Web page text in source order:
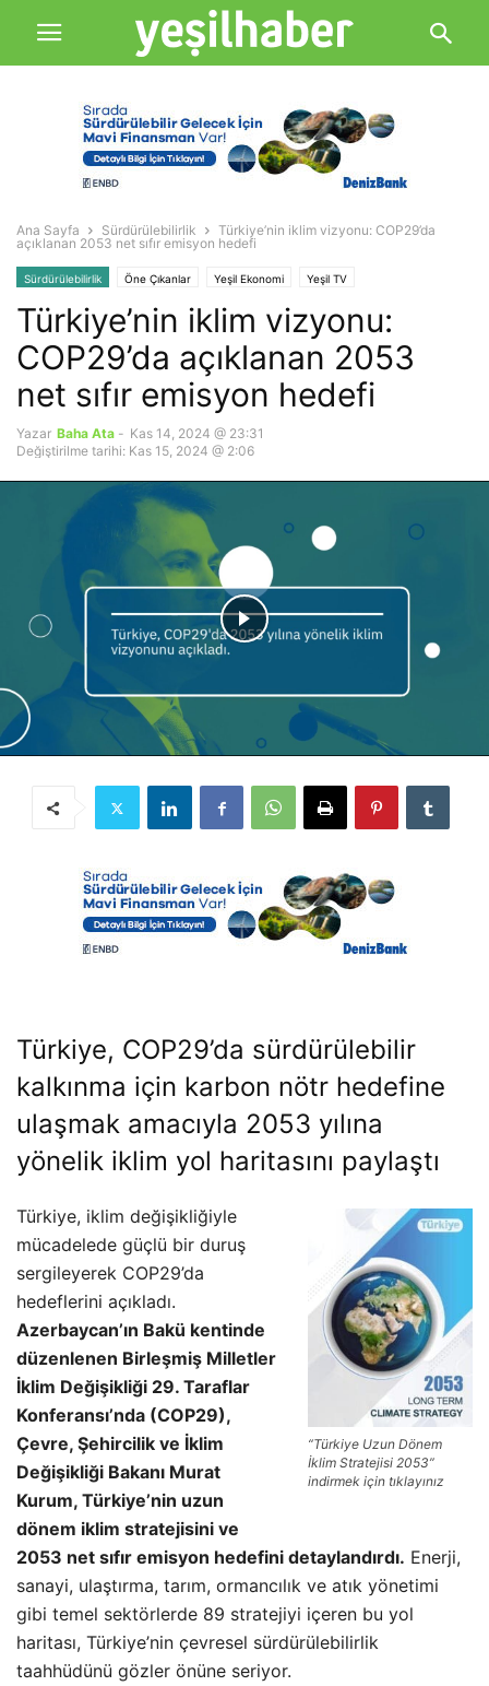
Ana Sayfa Sürdürülebilirlik
Türkiye’nin iklim vizyonu: COP29’da
açıklanan 2053 net sıfır emisyon hedefi
Sürdürülebilirlik Öne Çıkanlar Yeşil Ekonomi Yeşil TV
Türkiye’nin iklim vizyonu:
COP29’da açıklanan 2053
net sıfır emisyon hedefi
Yazar Baha Ata - Kas 14, 2024 @ 23:31
Değiştirilme tarihi: Kas 15, 2024 @ 2:06
Türkiye, COP29’da sürdürülebilir
kalkınma için karbon nötr hedefine
ulaşmak amacıyla 2053 yılına
yönelik iklim yol haritasını paylaştı
“Türkiye Uzun Dönem
İklim Stratejisi 2053”
indirmek için tıklayınız
Türkiye, iklim değişikliğiyle
mücadelede güçlü bir duruş
sergileyerek COP29’da
hedeflerini açıkladı.
Azerbaycan’ın Bakü kentinde
düzenlenen Birleşmiş Milletler
İklim Değişikliği 29. Taraflar
Konferansı’nda (COP29),
Çevre, Şehircilik ve İklim
Değişikliği Bakanı Murat
Kurum, Türkiye’nin uzun
dönem iklim stratejisini ve
2053 net sıfır emisyon hedefini detaylandırdı. Enerji,
sanayi, ulaştırma, tarım, ormancılık ve atık yönetimi
gibi temel sektörlerde 89 stratejiyi içeren bu yol
haritası, Türkiye’nin çevresel sürdürülebilirlik
taahhüdünü gözler önüne seriyor.